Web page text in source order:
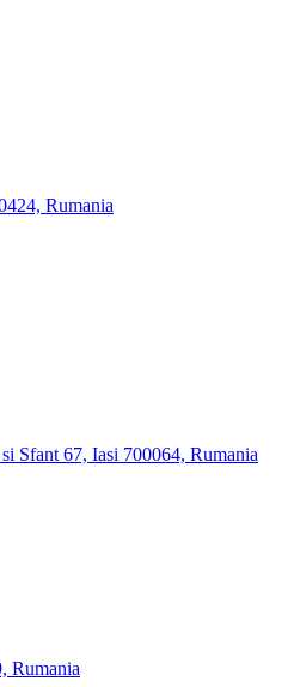
Rumania
Sfant 67, Iasi 700064, Rumania
Rumania